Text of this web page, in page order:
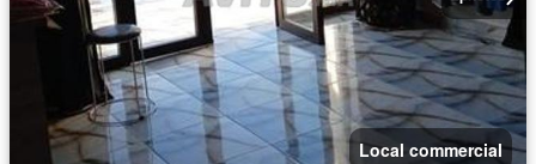
Local commercial